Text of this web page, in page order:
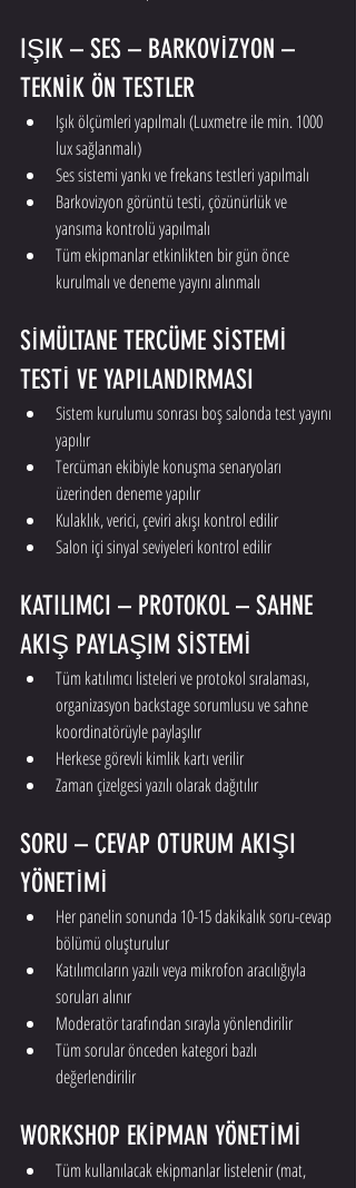
IŞIK – SES – BARKOVİZYON –
TEKNİK ÖN TESTLER
Işık ölçümleri yapılmalı (Luxmetre ile min. 1000
lux sağlanmalı)
Ses sistemi yankı ve frekans testleri yapılmalı
Barkovizyon görüntü testi, çözünürlük ve
yansıma kontrolü yapılmalı
Tüm ekipmanlar etkinlikten bir gün önce
kurulmalı ve deneme yayını alınmalı
SİMÜLTANE TERCÜME SİSTEMİ
TESTİ VE YAPILANDIRMASI
Sistem kurulumu sonrası boş salonda test yayını
yapılır
Tercüman ekibiyle konuşma senaryoları
üzerinden deneme yapılır
Kulaklık, verici, çeviri akışı kontrol edilir
Salon içi sinyal seviyeleri kontrol edilir
KATILIMCI – PROTOKOL – SAHNE
AKIŞ PAYLAŞIM SİSTEMİ
Tüm katılımcı listeleri ve protokol sıralaması,
organizasyon backstage sorumlusu ve sahne
koordinatörüyle paylaşılır
Herkese görevli kimlik kartı verilir
Zaman çizelgesi yazılı olarak dağıtılır
SORU – CEVAP OTURUM AKIŞI
YÖNETİMİ
Her panelin sonunda 10-15 dakikalık soru-cevap
bölümü oluşturulur
Katılımcıların yazılı veya mikrofon aracılığıyla
soruları alınır
Moderatör tarafından sırayla yönlendirilir
Tüm sorular önceden kategori bazlı
değerlendirilir
WORKSHOP EKİPMAN YÖNETİMİ
Tüm kullanılacak ekipmanlar listelenir (mat,